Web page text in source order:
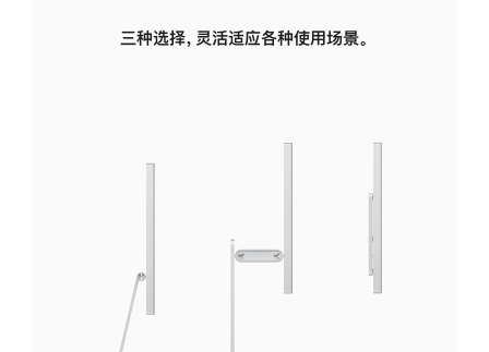
三种选择，灵活适应各种使用场景。